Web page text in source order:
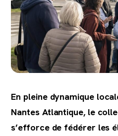
En pleine dynamique
Nantes Atlantique, le
s’efforce de fédérer les